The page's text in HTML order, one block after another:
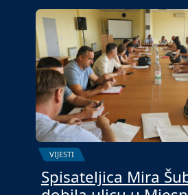
VIJESTI
Spisateljica Mira